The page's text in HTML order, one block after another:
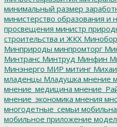
минимальный размер
министерство образования и
просвещения министр
строительства и ЖКХ
Минприроды минпромторг
Минтранс Минтруд Минфин
Минэнерго МИР митинг
младенцы Младушка мнение
мнение_медицина
мнение_экономика мнения
многодетные_семьи
мобильное приложение